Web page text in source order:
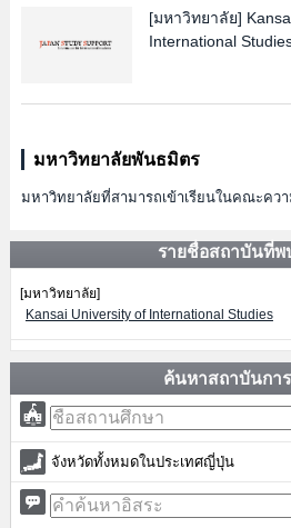
[มหาวิทยาลัย]
International
มหาวิทยาลัยพันธมิตร
มหาวิทยาลัยที่สามารถเข้าเรียนในคณะคว
รายชื่อสถาบันที่พ
[มหาวิทยาลัย]
Kansai University of International Studies
ค้นหาสถาบันกา
จังหวัดทั้งหมดในประเทศญี่ปุ่น